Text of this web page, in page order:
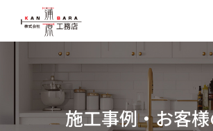
施工事例・お客